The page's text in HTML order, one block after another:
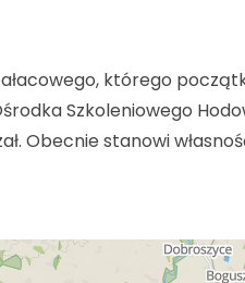
którego
Szkoleniowego
Obecnie stanowi